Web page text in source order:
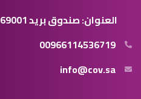
العنوان: صندوق بريد 69001 الرياض 11547
00966114536719
info@cov.sa